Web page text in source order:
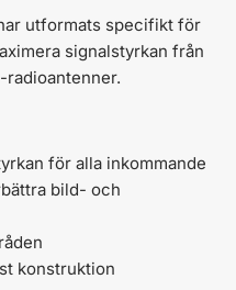
utformats specifikt för
signalstyrkan från
radioantenner.
för alla inkommande
bild- och
konstruktion